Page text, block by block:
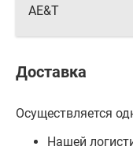
AE&T
Доставка
Осуществляется
Нашей